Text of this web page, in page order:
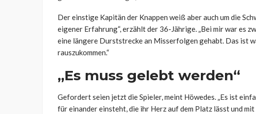
Der einstige Kapitän der Knappen weiß aber auch um die
eigener Erfahrung“, erzählt der 36-Jährige. „Bei mir war es
eine längere Durststrecke an Misserfolgen gehabt. Das ist
rauszukommen.“
„Es muss gelebt werden“
Gefordert seien jetzt die Spieler, meint Höwedes. „Es ist
für einander einsteht, die ihr Herz auf dem Platz lässt und